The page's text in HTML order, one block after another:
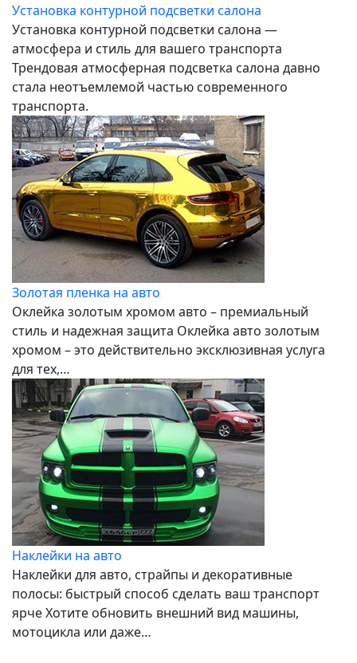
Установка контурной подсветки салона
Установка контурной подсветки салона —
атмосфера и стиль для вашего транспорта
Трендовая атмосферная подсветка салона давно
стала неотъемлемой частью современного
транспорта.
Золотая пленка на авто
Оклейка золотым хромом авто – премиальный
стиль и надежная защита Оклейка авто золотым
хромом – это действительно эксклюзивная услуга
для тех,…
Наклейки на авто
Наклейки для авто, страйпы и декоративные
полосы: быстрый способ сделать ваш транспорт
ярче Хотите обновить внешний вид машины,
мотоцикла или даже…